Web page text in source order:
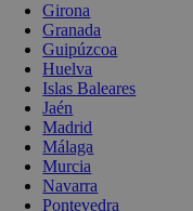
Girona
Granada
Guipúzcoa
Huelva
Islas Baleares
Jaén
Madrid
Málaga
Murcia
Navarra
Pontevedra